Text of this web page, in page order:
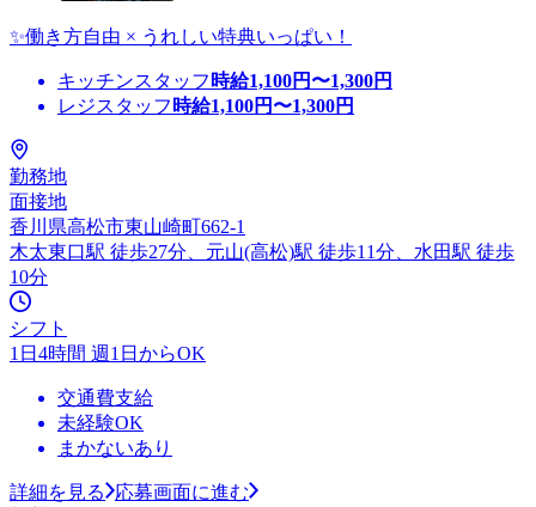
✨働き方自由 × うれしい特典いっぱい！
キッチンスタッフ 時給1,100円〜1,300円
レジスタッフ 時給1,100円〜1,300円
勤務地
面接地
香川県高松市東山崎町662-1
木太東口駅 徒歩27分、元山(高松)駅 徒歩11分、水田駅 徒歩
10分
シフト
1日4時間 週1日からOK
交通費支給
未経験OK
まかないあり
詳細を見る
応募画面に進む